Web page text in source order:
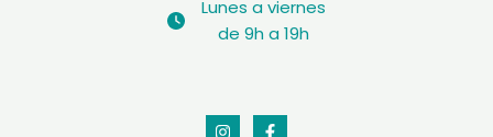
Lunes a viernes
de 9h a 19h